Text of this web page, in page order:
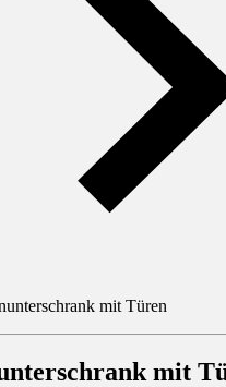
mit Türen
mit